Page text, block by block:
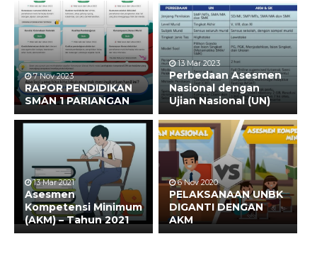
7 Nov 2023
RAPOR PENDIDIKAN
SMAN 1 PARIANGAN
13 Mar 2023
Perbedaan Asesmen
Nasional dengan
Ujian Nasional (UN)
13 Mar 2021
Asesmen
Kompetensi Minimum
(AKM) – Tahun 2021
6 Nov 2020
PELAKSANAAN UNBK
DIGANTI DENGAN
AKM